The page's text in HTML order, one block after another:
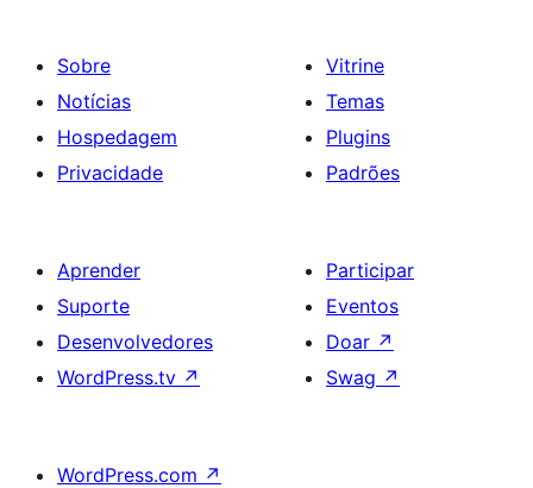
Sobre
Notícias
Hospedagem
Privacidade
Vitrine
Temas
Plugins
Padrões
Aprender
Suporte
Desenvolvedores
WordPress.tv ↗
Participar
Eventos
Doar ↗
Swag ↗
WordPress.com ↗